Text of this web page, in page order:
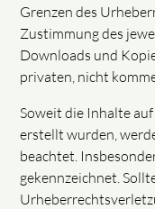
Grenzen des
Zustimmung des
Downloads und
privaten, nicht
Soweit die Inhalte
erstellt wurden,
beachtet.
gekennzeichnet.